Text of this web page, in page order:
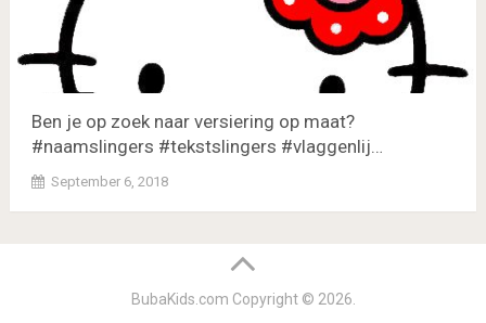
Ben je op zoek naar versiering op maat?
#naamslingers #tekstslingers #vlaggenlij…
September 6, 2018
BubaKids.com Copyright © 2026.